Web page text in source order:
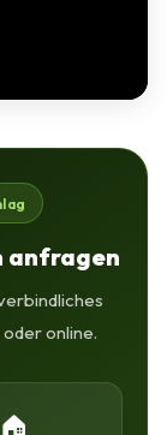
anfragen
online.